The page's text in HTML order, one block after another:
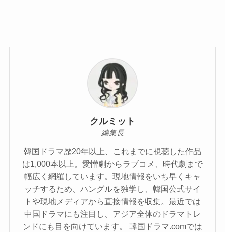
クルミット
編集長
韓国ドラマ歴20年以上、これまでに視聴した作品
は1,000本以上。愛憎劇からラブコメ、時代劇まで
幅広く網羅しています。現地情報をいち早くキャ
ッチするため、ハングルを独学し、韓国公式サイ
トや現地メディアから直接情報を収集。最近では
中国ドラマにも注目し、アジア全体のドラマトレ
ンドにも目を向けています。 韓国ドラマ.comでは